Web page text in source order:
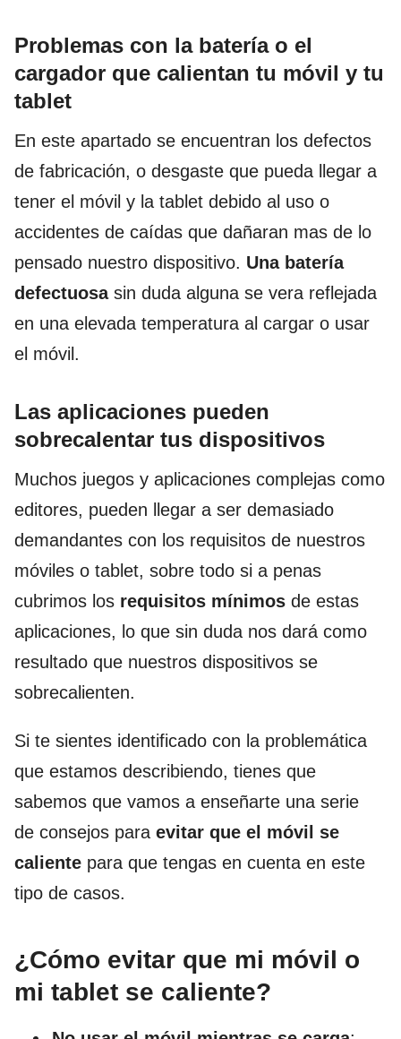
Problemas con la batería o el
cargador que calientan tu móvil y tu
tablet
En este apartado se encuentran los defectos
de fabricación, o desgaste que pueda llegar a
tener el móvil y la tablet debido al uso o
accidentes de caídas que dañaran mas de lo
pensado nuestro dispositivo. Una batería
defectuosasin duda alguna se vera reflejada
en una elevada temperatura al cargar o usar
el móvil.
Las aplicaciones pueden
sobrecalentar tus dispositivos
Muchos juegos y aplicaciones complejas como
editores, pueden llegar a ser demasiado
demandantes con los requisitos de nuestros
móviles o tablet, sobre todo si a penas
cubrimos los requisitos mínimos de estas
aplicaciones, lo que sin duda nos dará como
resultado que nuestros dispositivos se
sobrecalienten.
Si te sientes identificado con la problemática
que estamos describiendo, tienes que
sabemos que vamos a enseñarte una serie
de consejos para evitar que el móvil se
caliente para que tengas en cuenta en este
tipo de casos.
¿Cómo evitar que mi móvil o
mi tablet se caliente?